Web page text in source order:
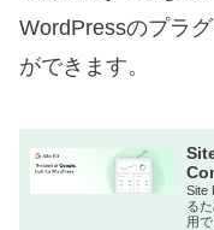
WordPressのプラ
ができます。
Site
る
用